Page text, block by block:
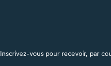
Inscrivez-vous pour recevoir, par